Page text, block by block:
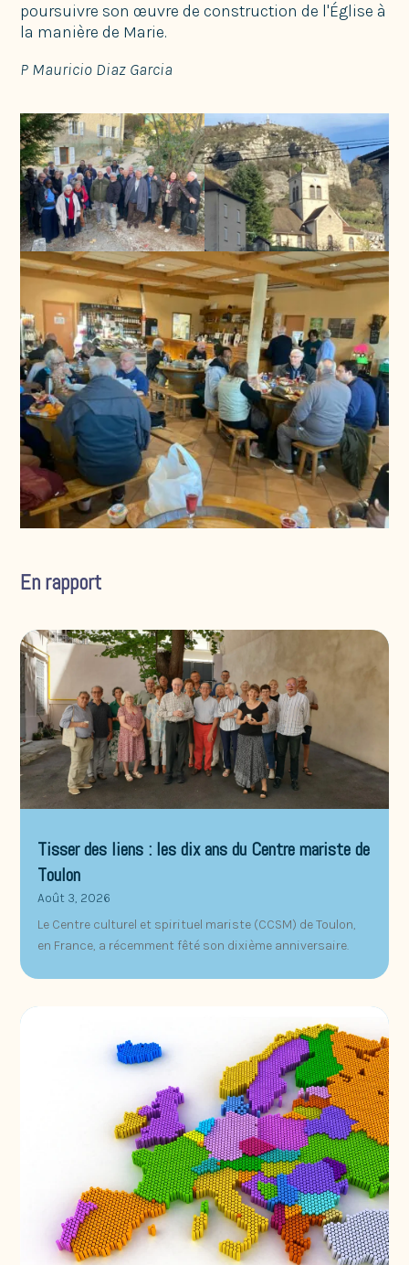
poursuivre son œuvre de construction de l'Église à
la manière de Marie.
P Mauricio Diaz Garcia
En rapport
Tisser des liens : les dix ans du Centre mariste de
Toulon
Août 3, 2026
Le Centre culturel et spirituel mariste (CCSM) de Toulon,
en France, a récemment fêté son dixième anniversaire.